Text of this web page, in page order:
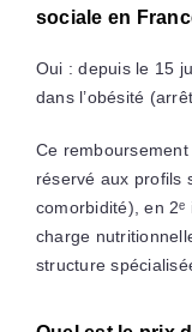
sociale en
Oui : depuis le 15
dans l’obésité
Ce
réservé aux profils
comorbidité), en 2ᵉ
charge
structure